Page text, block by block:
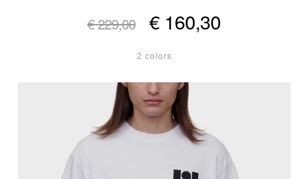
€ 229,00 € 160,30
2 colors